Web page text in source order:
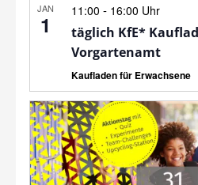
JAN
1
11:00 - 16:00 Uhr
täglich KfE*
Vorgartenamt
Kaufladen für Erwachsene